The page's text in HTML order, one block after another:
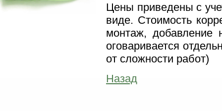
Цены приведены с
виде. Стоимость
монтаж, добавление
оговаривается
от сложности работ)
Назад